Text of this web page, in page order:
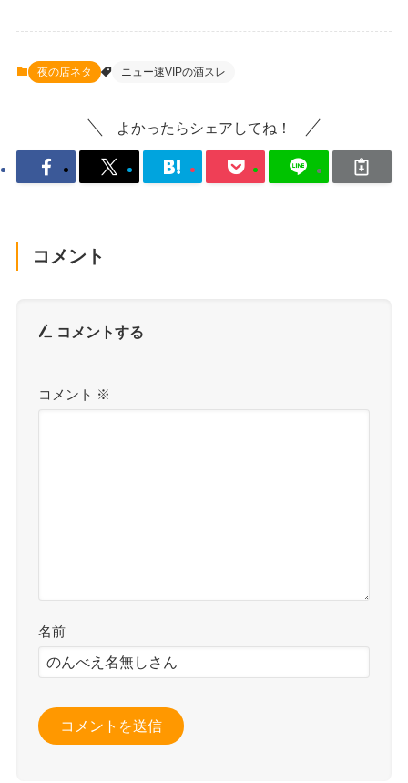
夜の店ネタ ニュー速VIPの酒スレ
よかったらシェアしてね！
コメント
コメントする
コメント ※
名前